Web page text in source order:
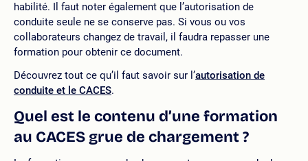
habilité. Il faut noter également que l’autorisation de
conduite seule ne se conserve pas. Si vous ou vos
collaborateurs changez de travail, il faudra repasser une
formation pour obtenir ce document.
Découvrez tout ce qu’il faut savoir sur l’autorisation de
conduite et le CACES.
Quel est le contenu d’une formation
au CACES grue de chargement ?